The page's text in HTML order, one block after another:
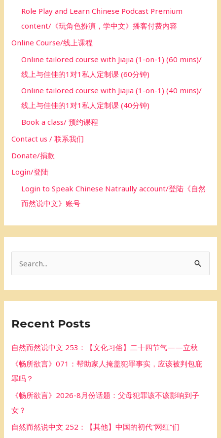
Role Play and Learn Chinese Podcast Premium
content/《玩角色扮演，学中文》播客付费内容
Online Course/线上课程
Online tailored course with Jiajia (1-on-1) (60 mins)/
线上与佳佳的1对1私人定制课 (60分钟)
Online tailored course with Jiajia (1-on-1) (40 mins)/
线上与佳佳的1对1私人定制课 (40分钟)
Book a class/ 预约课程
Contact us / 联系我们
Donate/捐款
Login/登陆
Login to Speak Chinese Natraully account/登陆《自然
而然说中文》账号
c
f
r
Recent Posts
自然而然说中文 253：【文化习俗】二十四节气——立秋
《畅所欲言》071：帮助家人掩盖犯罪事实，应该被判包庇
罪吗？
《畅所欲言》2026-8月份话题：父母犯罪该不该影响到子
女？
自然而然说中文 252：【其他】中国的初代“网红”们